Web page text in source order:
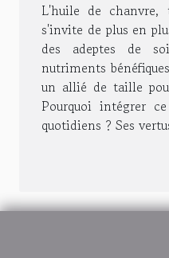
L'huile de chanvre,
s'invite de plus en
des adeptes de
nutriments
un allié de taille
Pourquoi intégrer
quotidiens ? Ses